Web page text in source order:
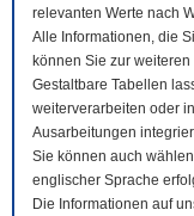
relevanten Werte nach
Alle Informationen, die
können Sie zur
Gestaltbare Tabellen
weiterverarbeiten oder
Ausarbeitungen
Sie können auch
englischer Sprache
Die Informationen auf